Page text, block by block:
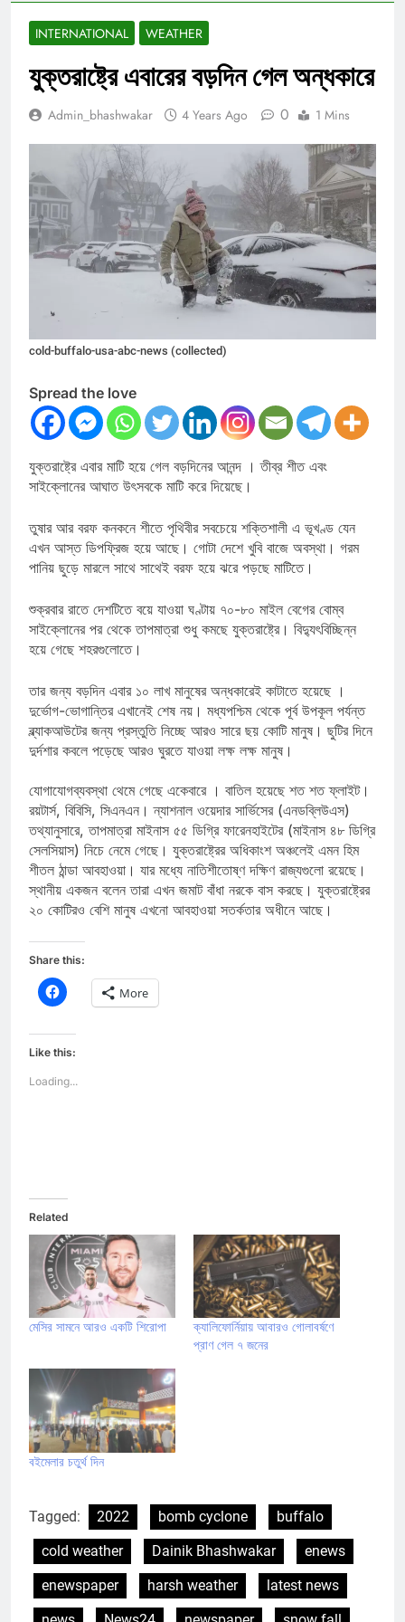
INTERNATIONAL WEATHER
যুক্তরাষ্ট্রে এবারের বড়দিন গেল অন্ধকারে
Admin_bhashwakar 4 Years Ago 0 1 Mins
cold-buffalo-usa-abc-news (collected)
Spread the love
যুক্তরাষ্ট্রে এবার মাটি হয়ে গেল বড়দিনের আনন্দ । তীব্র শীত এবং
সাইক্লোনের আঘাত উৎসবকে মাটি করে দিয়েছে।
তুষার আর বরফ কনকনে শীতে পৃথিবীর সবচেয়ে শক্তিশালী এ ভূখণ্ড যেন
এখন আস্ত ডিপফ্রিজ হয়ে আছে। গোটা দেশে খুবি বাজে অবস্থা। গরম
পানিয় ছুড়ে মারলে সাথে সাথেই বরফ হয়ে ঝরে পড়ছে মাটিতে।
শুক্রবার রাতে দেশটিতে বয়ে যাওয়া ঘণ্টায় ৭০-৮০ মাইল বেগের বোম্ব
সাইক্লোনের পর থেকে তাপমাত্রা শুধু কমছে যুক্তরাষ্ট্রে। বিদ্যুৎবিচ্ছিন্ন
হয়ে গেছে শহরগুলোতে।
তার জন্য বড়দিন এবার ১০ লাখ মানুষের অন্ধকারেই কাটাতে হয়েছে ।
দুর্ভোগ-ভোগান্তির এখানেই শেষ নয়। মধ্যপশ্চিম থেকে পূর্ব উপকূল পর্যন্ত
ব্ল্যাকআউটের জন্য প্রস্তুতি নিচ্ছে আরও সারে ছয় কোটি মানুষ। ছুটির দিনে
দুর্দশার কবলে পড়েছে আরও ঘুরতে যাওয়া লক্ষ লক্ষ মানুষ।
যোগাযোগব্যবস্থা থেমে গেছে একেবারে । বাতিল হয়েছে শত শত ফ্লাইট।
রয়টার্স, বিবিসি, সিএনএন। ন্যাশনাল ওয়েদার সার্ভিসের (এনডব্লিউএস)
তথ্যানুসারে, তাপমাত্রা মাইনাস ৫৫ ডিগ্রি ফারেনহাইটের (মাইনাস ৪৮ ডিগ্রি
সেলসিয়াস) নিচে নেমে গেছে। যুক্তরাষ্ট্রের অধিকাংশ অঞ্চলেই এমন হিম
শীতল ঠান্ডা আবহাওয়া। যার মধ্যে নাতিশীতোষ্ণ দক্ষিণ রাজ্যগুলো রয়েছে।
স্থানীয় একজন বলেন তারা এখন জমাট বাঁধা নরকে বাস করছে। যুক্তরাষ্ট্রের
২০ কোটিরও বেশি মানুষ এখনো আবহাওয়া সতর্কতার অধীনে আছে।
Share this:
Click
to
Facebook
(Opens
in
window)
More
Like this:
Loading...
Related
মেসির সামনে আরও একটি শিরোপা
ক্যালিফোর্নিয়ায় আবারও গোলাবর্ষণে
প্রাণ গেল ৭ জনের
বইমেলার চতুর্থ দিন
Tagged: 2022 bomb cyclone
buffalo
cold weather
Dainik Bhashwakar
enews
enewspaper
harsh weather
latest news